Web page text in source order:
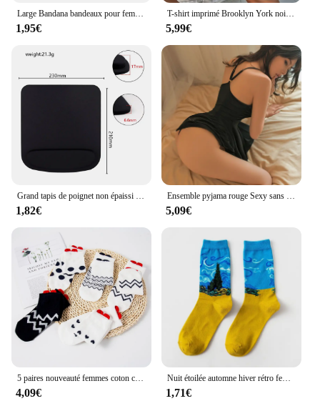
Large Bandana bandeaux pour femmes Boho Bandeau bandeaux noeud cheveux écharpe bandes extensible imprimé fleuri antidérapant bandeaux élastiques
1,95€
T-shirt imprimé Brooklyn York noir pour femme, mignon, estival, années 90, 1898
5,99€
1,82€ 5,09€
4,09€
Nuit étoilée automne hiver rétro femmes personnalité Art Van Gogh Mural mondialement célèbre peinture mâle chaussettes huile drôle heureux hommes chaussettes
1,71€